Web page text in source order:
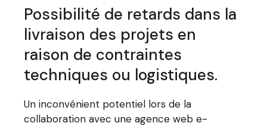
Possibilité de retards dans la
livraison des projets en
raison de contraintes
techniques ou logistiques.
Un inconvénient potentiel lors de la
collaboration avec une agence web e-